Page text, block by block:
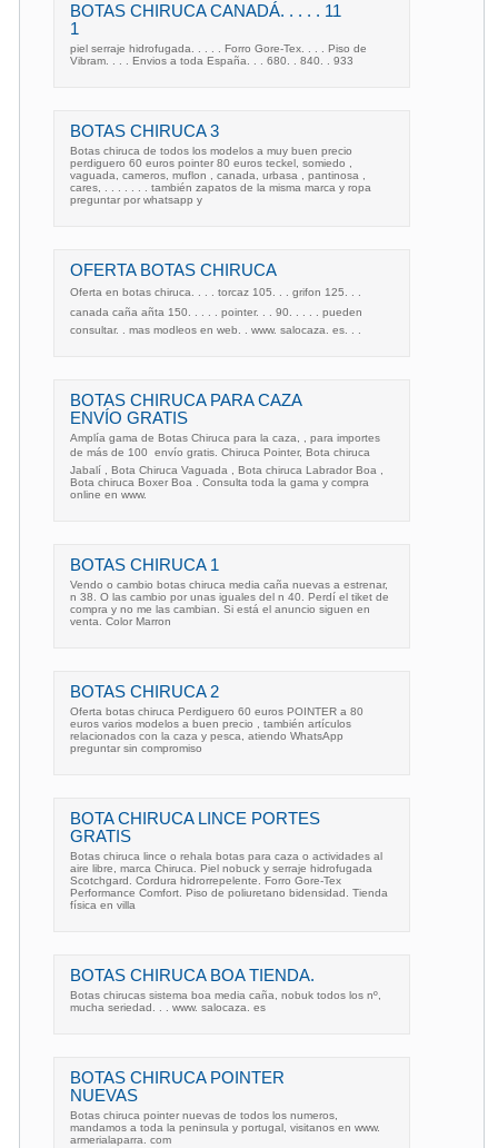
BOTAS CHIRUCA CANADÁ. . . . . 11
1
piel serraje hidrofugada. . . . . Forro Gore-Tex. . . . Piso de
Vibram. . . . Envios a toda España. . . 680. . 840. . 933
BOTAS CHIRUCA 3
Botas chiruca de todos los modelos a muy buen precio
perdiguero 60 euros pointer 80 euros teckel, somiedo ,
vaguada, cameros, muflon , canada, urbasa , pantinosa ,
cares, . . . . . . . también zapatos de la misma marca y ropa
preguntar por whatsapp y
OFERTA BOTAS CHIRUCA
Oferta en botas chiruca. . . . torcaz 105. . . grifon 125. . .
canada caña añta 150. . . . . pointer. . . 90. . . . . pueden
consultar. . mas modleos en web. . www. salocaza. es. . .
BOTAS CHIRUCA PARA CAZA
ENVÍO GRATIS
Amplía gama de Botas Chiruca para la caza, , para importes
de más de 100  envío gratis. Chiruca Pointer, Bota chiruca
Jabalí , Bota Chiruca Vaguada , Bota chiruca Labrador Boa ,
Bota chiruca Boxer Boa . Consulta toda la gama y compra
online en www.
BOTAS CHIRUCA 1
Vendo o cambio botas chiruca media caña nuevas a estrenar,
n 38. O las cambio por unas iguales del n 40. Perdí el tiket de
compra y no me las cambian. Si está el anuncio siguen en
venta. Color Marron
BOTAS CHIRUCA 2
Oferta botas chiruca Perdiguero 60 euros POINTER a 80
euros varios modelos a buen precio , también artículos
relacionados con la caza y pesca, atiendo WhatsApp
preguntar sin compromiso
BOTA CHIRUCA LINCE PORTES
GRATIS
Botas chiruca lince o rehala botas para caza o actividades al
aire libre, marca Chiruca. Piel nobuck y serraje hidrofugada
Scotchgard. Cordura hidrorrepelente. Forro Gore-Tex
Performance Comfort. Piso de poliuretano bidensidad. Tienda
física en villa
BOTAS CHIRUCA BOA TIENDA.
Botas chirucas sistema boa media caña, nobuk todos los nº,
mucha seriedad. . . www. salocaza. es
BOTAS CHIRUCA POINTER
NUEVAS
Botas chiruca pointer nuevas de todos los numeros,
mandamos a toda la peninsula y portugal, visitanos en www.
armerialaparra. com